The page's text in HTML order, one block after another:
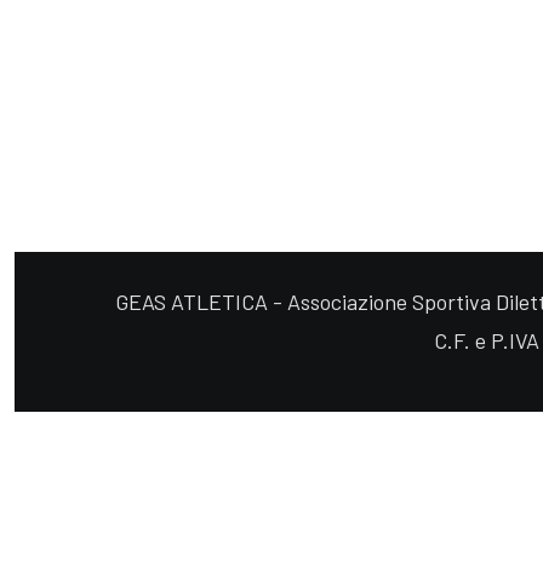
GEAS ATLETICA - Associazione Sportiva
C.F. e